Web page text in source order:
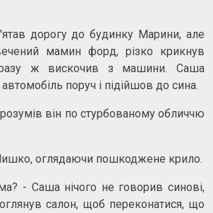
дорогу до будинку Марини, але
мамин форд, різко крикнув
ж вискочив з машини. Саша
поруч і підійшов до сина.
він по стурбованому обличчю
оглядаючи пошкоджене крило.
- Саша нічого не говорив синові,
салон, щоб переконатися, що